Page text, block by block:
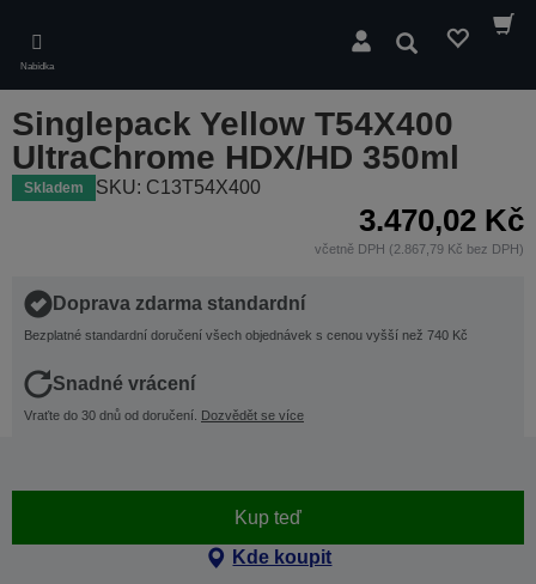
main
content
Nabídka
Hledat
Singlepack Yellow T54X400
UltraChrome HDX/HD 350ml
Skladem SKU: C13T54X400
3.470,02 Kč
včetně DPH (2.867,79 Kč bez DPH)
Doprava zdarma standardní
Bezplatné standardní doručení všech objednávek s cenou vyšší než 740 Kč
Snadné vrácení
Vraťte do 30 dnů od doručení. Dozvědět se více
Kup teď
Kde koupit